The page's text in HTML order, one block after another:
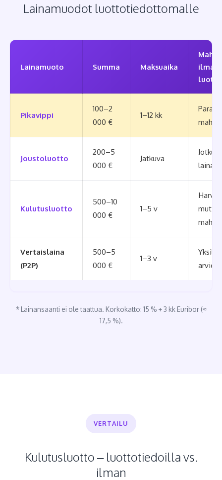
Lainamuodot luottotiedottomalle
Lainamuoto Summa Maksuaika
ilman
Pikavippi
100–2
000 €
1–12 kk
Paras
Joustoluotto
200–5
000 €
Jatkuva
Jotkut
Kulutusluotto
500–10
000 €
1–5 v
mutta
Vertaislaina
(P2P)
500–5
000 €
1–3 v
* Lainansaanti ei ole taattua. Korkokatto: 15 % + 3 kk Euribor (≈
17,5 %).
VERTAILU
Kulutusluotto – luottotiedoilla vs.
ilman